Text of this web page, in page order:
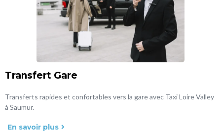
Transfert Gare
Transferts rapides et confortables vers la gare avec Taxi Loire Valley
à Saumur.
En savoir plus